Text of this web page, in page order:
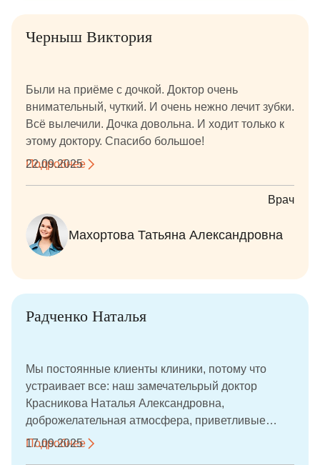
Черныш Виктория
Были на приёме с дочкой. Доктор очень
внимательный, чуткий. И очень нежно лечит зубки.
Всё вылечили. Дочка довольна. И ходит только к
этому доктору. Спасибо большое!
Подробнее
22.09.2025
Врач
Махортова Татьяна Александровна
Радченко Наталья
Мы постоянные клиенты клиники, потому что
устраивает все: наш замечательрый доктор
Красникова Наталья Александровна,
доброжелательная атмосфера, приветливые
администраторы. Нравится, что никогда ничего
Подробнее
17.09.2025